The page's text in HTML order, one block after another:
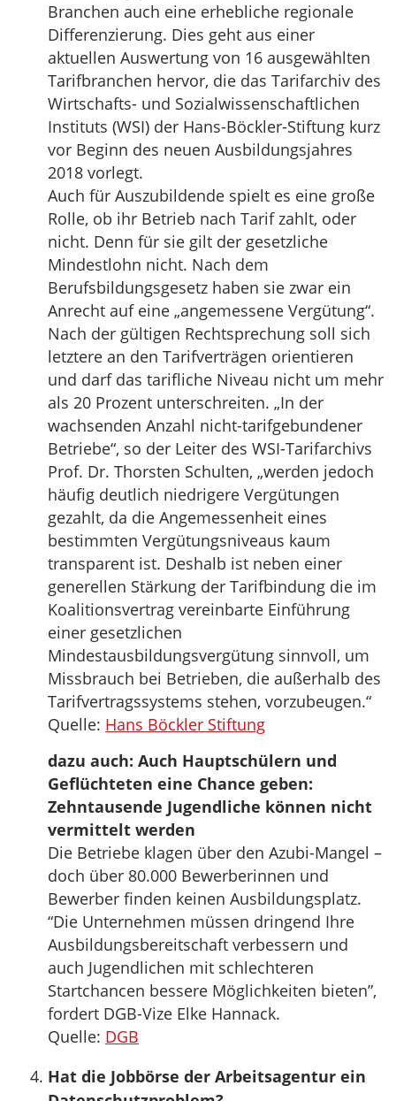
Branchen auch eine erhebliche regionale
Differenzierung. Dies geht aus einer
aktuellen Auswertung von 16 ausgewählten
Tarifbranchen hervor, die das Tarifarchiv des
Wirtschafts- und Sozialwissenschaftlichen
Instituts (WSI) der Hans-Böckler-Stiftung kurz
vor Beginn des neuen Ausbildungsjahres
2018 vorlegt.
Auch für Auszubildende spielt es eine große
Rolle, ob ihr Betrieb nach Tarif zahlt, oder
nicht. Denn für sie gilt der gesetzliche
Mindestlohn nicht. Nach dem
Berufsbildungsgesetz haben sie zwar ein
Anrecht auf eine „angemessene Vergütung“.
Nach der gültigen Rechtsprechung soll sich
letztere an den Tarifverträgen orientieren
und darf das tarifliche Niveau nicht um mehr
als 20 Prozent unterschreiten. „In der
wachsenden Anzahl nicht-tarifgebundener
Betriebe“, so der Leiter des WSI-Tarifarchivs
Prof. Dr. Thorsten Schulten, „werden jedoch
häufig deutlich niedrigere Vergütungen
gezahlt, da die Angemessenheit eines
bestimmten Vergütungsniveaus kaum
transparent ist. Deshalb ist neben einer
generellen Stärkung der Tarifbindung die im
Koalitionsvertrag vereinbarte Einführung
einer gesetzlichen
Mindestausbildungsvergütung sinnvoll, um
Missbrauch bei Betrieben, die außerhalb des
Tarifvertragssystems stehen, vorzubeugen.“
Quelle: Hans Böckler Stiftung
dazu auch: Auch Hauptschülern und
Geflüchteten eine Chance geben:
Zehntausende Jugendliche können nicht
vermittelt werden
Die Betriebe klagen über den Azubi-Mangel –
doch über 80.000 Bewerberinnen und
Bewerber finden keinen Ausbildungsplatz.
“Die Unternehmen müssen dringend Ihre
Ausbildungsbereitschaft verbessern und
auch Jugendlichen mit schlechteren
Startchancen bessere Möglichkeiten bieten”,
fordert DGB-Vize Elke Hannack.
Quelle: DGB
Hat die Jobbörse der Arbeitsagentur ein